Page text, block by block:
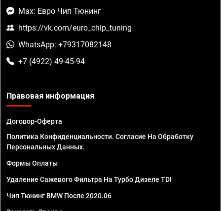
Max: Евро Чип Тюнинг
https://vk.com/euro_chip_tuning
WhatsApp: +79317082148
+7 (4922) 49-45-94
Правовая информация
Договор-Оферта
Политика Конфиденциальности. Согласие На Обработку
Персональных Данных.
Формы Оплаты
Удаление Сажевого Фильтра На Турбо Дизеле TDI
Чип Тюнинг BMW После 2020.06